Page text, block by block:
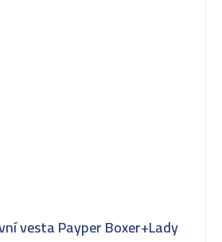
vesta Payper Boxer+Lady